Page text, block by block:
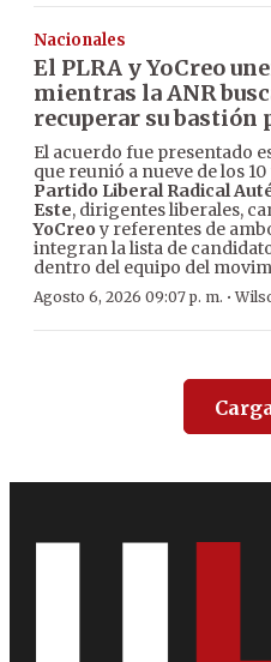
Nacionales
El PLRA y YoCreo
mientras la ANR
recuperar su bastión
El acuerdo fue presentado
que reunió a nueve de los
Partido Liberal Radical
Este, dirigentes liberales,
YoCreo y referentes de
integran la lista de
dentro del equipo del
Agosto 6, 2026 09:07 p. m. ·